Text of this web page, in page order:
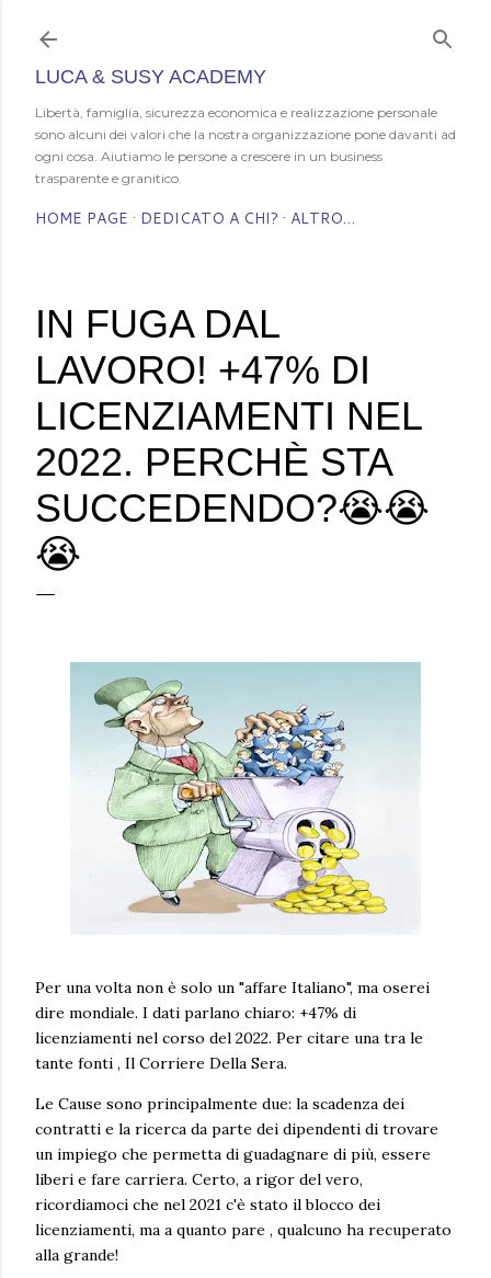
LUCA & SUSY ACADEMY
Libertà, famiglia, sicurezza economica e realizzazione personale
sono alcuni dei valori che la nostra organizzazione pone davanti ad
ogni cosa. Aiutiamo le persone a crescere in un business
trasparente e granitico.
HOME PAGE DEDICATO A CHI? ALTRO…
IN FUGA DAL
LAVORO! +47% DI
LICENZIAMENTI NEL
2022. PERCHÈ STA
SUCCEDENDO?😭😭
😭
Per una volta non è solo un "affare Italiano", ma oserei
dire mondiale. I dati parlano chiaro: +47% di
licenziamenti nel corso del 2022. Per citare una tra le
tante fonti , Il Corriere Della Sera.
Le Cause sono principalmente due: la scadenza dei
contratti e la ricerca da parte dei dipendenti di trovare
un impiego che permetta di guadagnare di più, essere
liberi e fare carriera. Certo, a rigor del vero,
ricordiamoci che nel 2021 c'è stato il blocco dei
licenziamenti, ma a quanto pare , qualcuno ha recuperato
alla grande!